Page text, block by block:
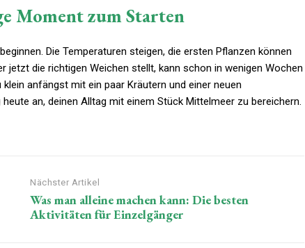
Moment zum Starten
Die Temperaturen steigen, die ersten Pflanzen können
jetzt die richtigen Weichen stellt, kann schon in wenigen Wochen
anfängst mit ein paar Kräutern und einer neuen
an, deinen Alltag mit einem Stück Mittelmeer zu bereichern.
Nächster Artikel
Was man alleine machen kann: Die besten
Aktivitäten für Einzelgänger